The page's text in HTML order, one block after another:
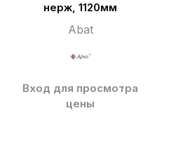
нерж, 1120мм
Abat
Вход для просмотра
цены